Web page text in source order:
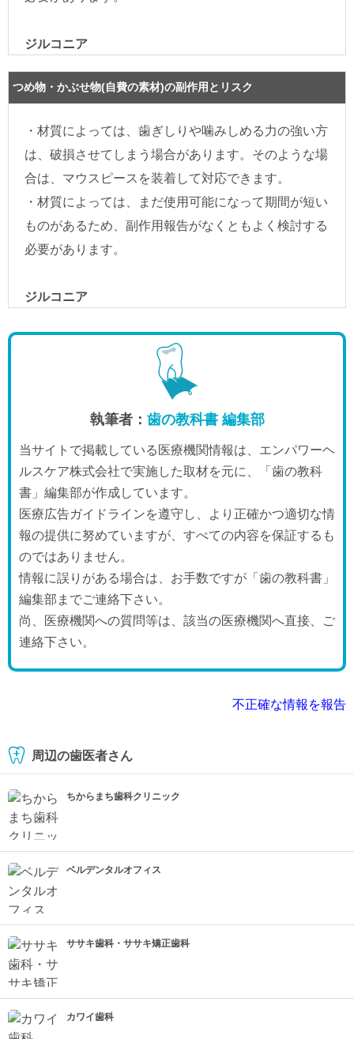
執筆者： 歯の教科書 編集部
当サイトで掲載している医療機関情報は、エンパワーヘ
ルスケア株式会社で実施した取材を元に、「歯の教科
書」編集部が作成しています。
医療広告ガイドラインを遵守し、より正確かつ適切な情
報の提供に努めていますが、すべての内容を保証するも
のではありません。
情報に誤りがある場合は、お手数ですが「歯の教科書」
編集部までご連絡下さい。
尚、医療機関への質問等は、該当の医療機関へ直接、ご
連絡下さい。
不正確な情報を報告
周辺の歯医者さん
ちからまち歯科クリニック
ベルデンタルオフィス
ササキ歯科・ササキ矯正歯科
カワイ歯科